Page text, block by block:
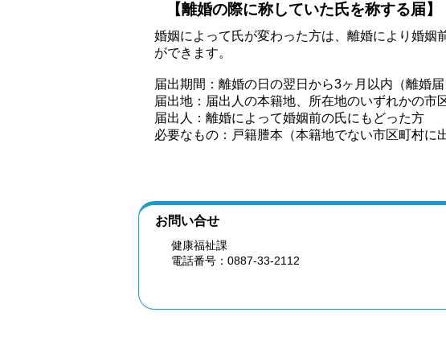
【離婚の際に称していた氏を称する届】
婚姻によって氏が変わった方は、離婚により婚姻
ができます。
届出期間：離婚の日の翌日から3ヶ月以内（離婚
届出地：届出人の本籍地、所在地のいずれかの市
届出人：離婚によって婚姻前の氏にもどった方
必要なもの：戸籍謄本（本籍地でない市区町村に
お問い合せ
健康福祉課
電話番号：0887-33-2112